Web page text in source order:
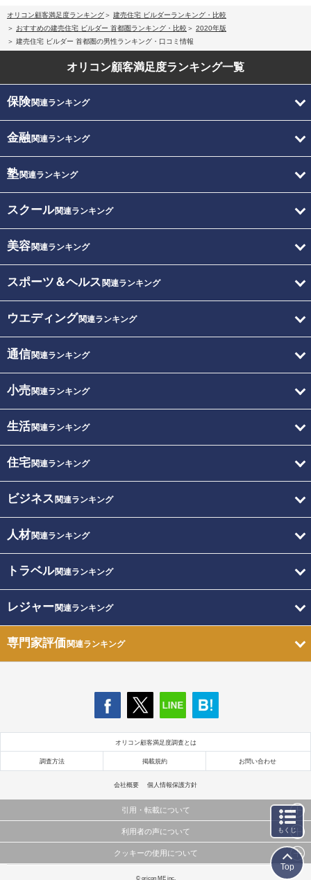
オリコン顧客満足度ランキング
建売住宅 ビルダーランキング・比較
おすすめの建売住宅 ビルダー 首都圏ランキング・比較
2020年版
建売住宅 ビルダー 首都圏の男性ランキング・口コミ情報
オリコン顧客満足度ランキング一覧
保険関連ランキング
金融関連ランキング
塾関連ランキング
スクール関連ランキング
美容関連ランキング
スポーツ＆ヘルス 関連ランキング
ウエディング関連ランキング
通信関連ランキング
小売関連ランキング
生活関連ランキング
住宅関連ランキング
ビジネス 関連ランキング
人材関連ランキング
トラベル関連ランキング
レジャー関連ランキング
専門家評価関連ランキング
オリコン顧客満足度調査とは
調査方法 掲載規約 お問い合わせ
会社概要 個人情報保護方針
引用・転載について
当サイトで公開されている情報（文字、写真、イラスト、画像データ等）及びこれらの配置・
これらの情報を権利者の許可なく無断転載・複製などの二次利用を行うことは固く禁じており
利用者の声について
当サイトに掲載している内容はすべてサービスの利用者が提出された見解・感想です。
クッキーの使用について
このサイトでは Cookie を使用して、ユーザーに合わせたコンテンツや広告の表示、ソーシャル
© oricon ME inc.
もくじ
Top